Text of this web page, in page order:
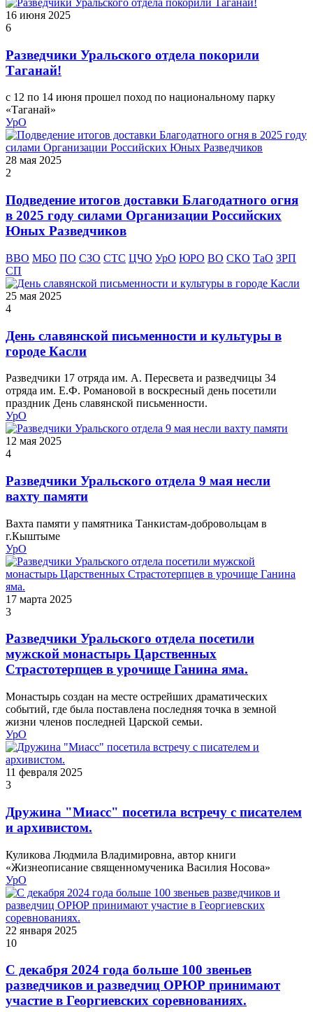
16 июня 2025
6
Разведчики Уральского отдела покорили
Таганай!
с 12 по 14 июня прошел поход по национальному парку
«Таганай»
УрО
28 мая 2025
2
Подведение итогов доставки Благодатного огня
в 2025 году силами Организации Российских
Юных Разведчиков
ВВО МБО ПО СЗО СТС ЦЧО УрО ЮРО ВО СКО ТаО ЗРП
СП
25 мая 2025
4
День славянской письменности и культуры в
городе Касли
Разведчики 17 отряда им. А. Пересвета и разведчицы 34
отряда им. Е.Ф. Романовой в воскресный день посетили
праздник День славянской письменности.
УрО
12 мая 2025
4
Разведчики Уральского отдела 9 мая несли
вахту памяти
Вахта памяти у памятника Танкистам-добровольцам в
г.Кыштыме
УрО
17 марта 2025
3
Разведчики Уральского отдела посетили
мужской монастырь Царственных
Страстотерпцев в урочище Ганина яма.
Монастырь создан на месте острейших драматических
событий, где была поставлена последняя точка в земной
жизни членов последней Царской семьи.
УрО
11 февраля 2025
3
Дружина "Миасс" посетила встречу с писателем
и архивистом.
Куликова Людмила Владимировна, автор книги
«Жизнеописание священномученика Василия Носова»
УрО
22 января 2025
10
С декабря 2024 года больше 100 звеньев
разведчиков и разведчиц ОРЮР принимают
участие в Георгиевских соревнованиях.